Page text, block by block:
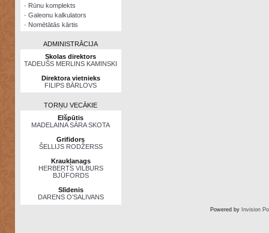
· Rūnu komplekts
· Galeonu kalkulators
· Nomētātās kārtis
ADMINISTRĀCIJA
Skolas direktors
TADEUŠS MERLINS KAMINSKI
Direktora vietnieks
FILIPS BĀRLOVS
TORŅU VECĀKIE
Elšpūtis
MADELAINA SĀRA SKOTA
Grifidors
ŠELLIJS RODŽERSS
Kraukļanags
HERBERTS VILBURS
BJŪFORDS
Slīdenis
DARENS O’SALIVANS
Powered by Invision